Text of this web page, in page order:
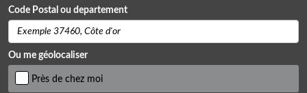
Code Postal ou departement
Ou me géolocaliser
Près de chez moi